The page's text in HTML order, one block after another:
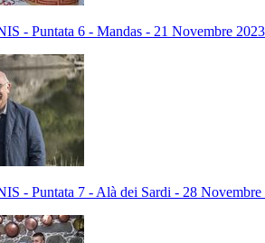
- Puntata 6 - Mandas - 21 Novembre 2023
- Puntata 7 - Alà dei Sardi - 28 Novembre